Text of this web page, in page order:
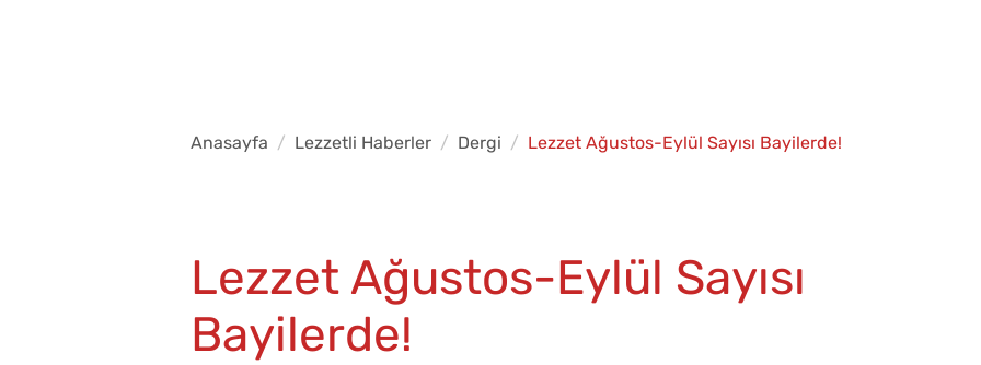
Anasayfa Lezzetli Haberler Dergi Lezzet Ağustos-Eylül Sayısı Bayilerde!
Lezzet Ağustos-Eylül Sayısı
Bayilerde!